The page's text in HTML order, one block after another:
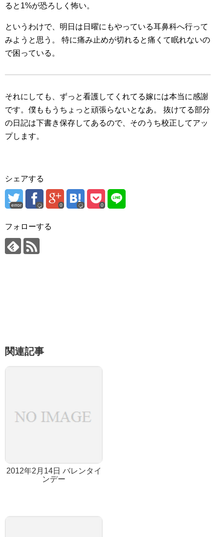
ると1%が恐ろしく怖い。
というわけで、明日は日曜にもやっている耳鼻科へ行って
みようと思う。
特に痛み止めが切れると痛くて眠れないの
で困っている。
それにしても、ずっと看護してくれてる嫁には本当に感謝
です。僕ももうちょっと頑張らないとなあ。
抜けてる部分
の日記は下書き保存してあるので、そのうち校正してアッ
プします。
シェアする
error 0 0
フォローする
関連記事
2012年2月14日 バレンタイ
ンデー